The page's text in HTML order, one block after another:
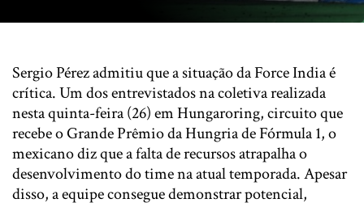
Sergio Pérez admitiu que a situação da Force India é
crítica. Um dos entrevistados na coletiva realizada
nesta quinta-feira (26) em Hungaroring, circuito que
recebe o Grande Prêmio da Hungria de Fórmula 1, o
mexicano diz que a falta de recursos atrapalha o
desenvolvimento do time na atual temporada. Apesar
disso, a equipe consegue demonstrar potencial,